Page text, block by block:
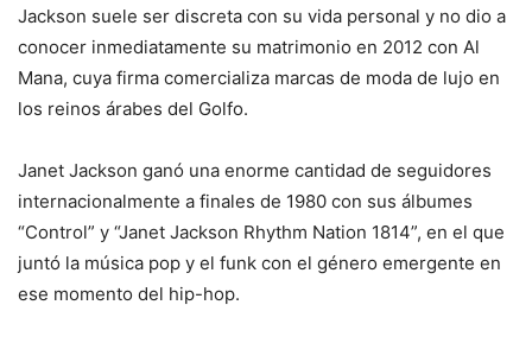
Jackson suele ser discreta con su vida personal y no dio a
conocer inmediatamente su matrimonio en 2012 con Al
Mana, cuya firma comercializa marcas de moda de lujo en
los reinos árabes del Golfo.
Janet Jackson ganó una enorme cantidad de seguidores
internacionalmente a finales de 1980 con sus álbumes
“Control” y “Janet Jackson Rhythm Nation 1814”, en el que
juntó la música pop y el funk con el género emergente en
ese momento del hip-hop.